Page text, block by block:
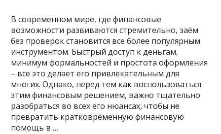
В современном мире, где финансовые
возможности развиваются стремительно, заём
без проверок становится все более популярным
инструментом. Быстрый доступ к деньгам,
минимум формальностей и простота оформления
– все это делает его привлекательным для
многих. Однако, перед тем как воспользоваться
этим финансовым решением, важно тщательно
разобраться во всех его нюансах, чтобы не
превратить кратковременную финансовую
помощь в …